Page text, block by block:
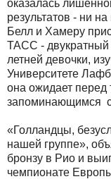
оказалась
результатов - ни
Белл и Хамеру
ТАСС -
летней девочки,
Университете
она ожидает перед
запоминающимся
«Голландцы,
нашей группе»,
бронзу в Рио и
чемпионате